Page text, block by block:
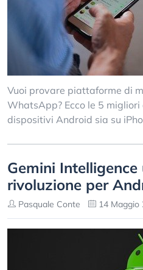
Vuoi provare piattaforme di
WhatsApp? Ecco le 5
dispositivi Android sia su
Gemini
rivoluzione per
Pasquale Conte 14 Maggio